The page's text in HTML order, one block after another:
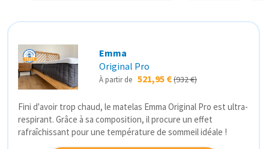
Emma
Original Pro
À partir de521,95 €(932 €)
Fini d'avoir trop chaud, le matelas Emma Original Pro est ultra-
respirant. Grâce à sa composition, il procure un effet
rafraîchissant pour une température de sommeil idéale !